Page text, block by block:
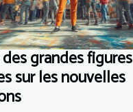
grandes figures
sur les nouvelles